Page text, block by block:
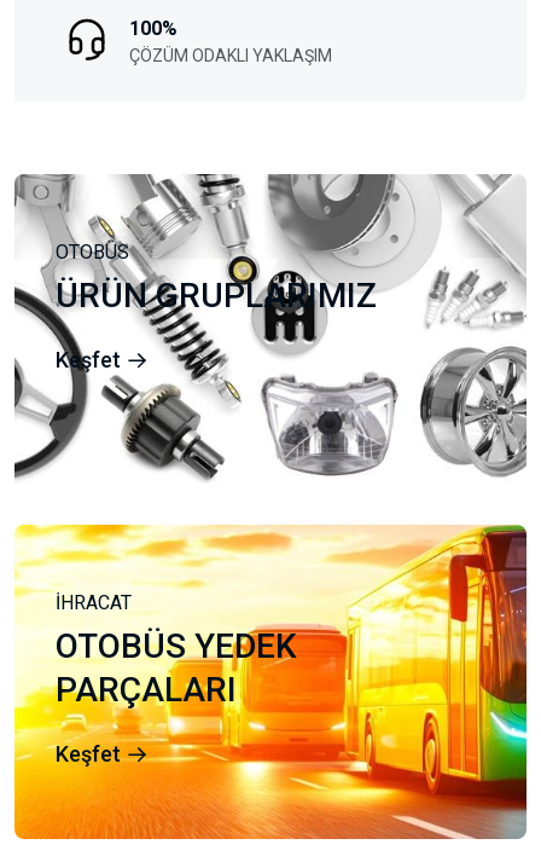
100%
ÇÖZÜM ODAKLI YAKLAŞIM
OTOBÜS
ÜRÜN GRUPLARIMIZ
Keşfet
İHRACAT
OTOBÜS YEDEK
PARÇALARI
Keşfet